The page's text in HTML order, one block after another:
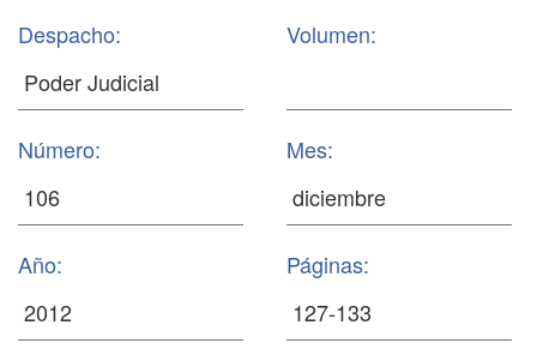
Despacho: Volumen:
Número: Mes:
Año: Páginas: